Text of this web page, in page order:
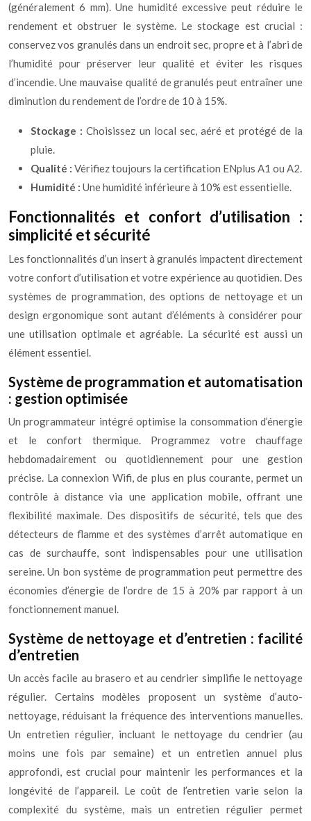
(généralement 6 mm). Une humidité excessive peut réduire le
rendement et obstruer le système. Le stockage est crucial :
conservez vos granulés dans un endroit sec, propre et à l’abri de
l’humidité pour préserver leur qualité et éviter les risques
d’incendie. Une mauvaise qualité de granulés peut entraîner une
diminution du rendement de l’ordre de 10 à 15%.
Stockage :Choisissez un local sec, aéré et protégé de la
pluie.
Qualité : Vérifiez toujours la certification ENplus A1 ou A2.
Humidité : Une humidité inférieure à 10% est essentielle.
Fonctionnalités et confort d’utilisation :
simplicité et sécurité
Les fonctionnalités d’un insert à granulés impactent directement
votre confort d’utilisation et votre expérience au quotidien. Des
systèmes de programmation, des options de nettoyage et un
design ergonomique sont autant d’éléments à considérer pour
une utilisation optimale et agréable. La sécurité est aussi un
élément essentiel.
Système de programmation et automatisation
: gestion optimisée
Un programmateur intégré optimise la consommation d’énergie
et le confort thermique. Programmez votre chauffage
hebdomadairement ou quotidiennement pour une gestion
précise. La connexion Wifi, de plus en plus courante, permet un
contrôle à distance via une application mobile, offrant une
flexibilité maximale. Des dispositifs de sécurité, tels que des
détecteurs de flamme et des systèmes d’arrêt automatique en
cas de surchauffe, sont indispensables pour une utilisation
sereine. Un bon système de programmation peut permettre des
économies d’énergie de l’ordre de 15 à 20% par rapport à un
fonctionnement manuel.
Système de nettoyage et d’entretien : facilité
d’entretien
Un accès facile au brasero et au cendrier simplifie le nettoyage
régulier. Certains modèles proposent un système d’auto-
nettoyage, réduisant la fréquence des interventions manuelles.
Un entretien régulier, incluant le nettoyage du cendrier (au
moins une fois par semaine) et un entretien annuel plus
approfondi, est crucial pour maintenir les performances et la
longévité de l’appareil. Le coût de l’entretien varie selon la
complexité du système, mais un entretien régulier permet